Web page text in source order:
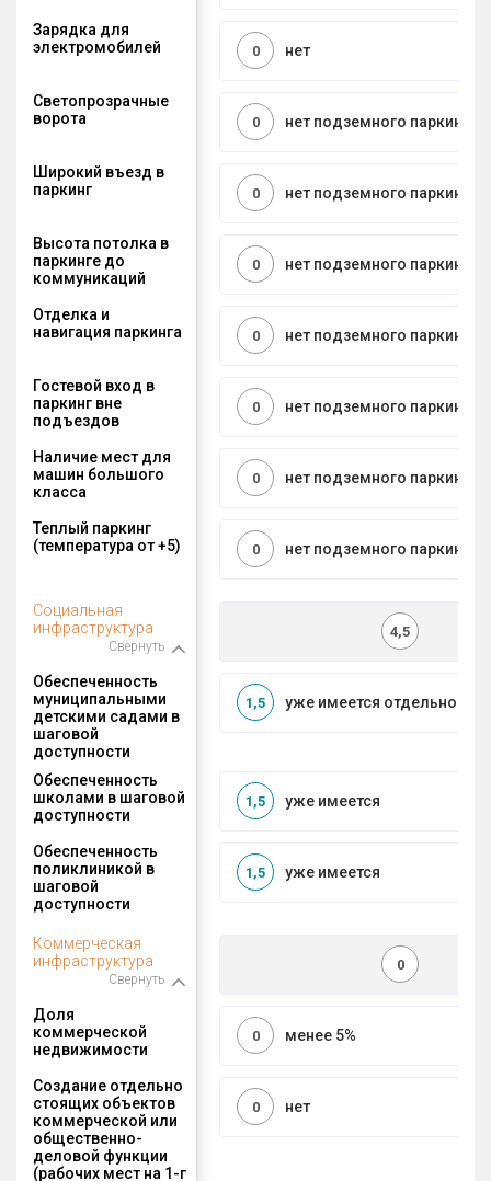
Зарядка для
электромобилей
нет
0
Светопрозрачные
ворота
нет подземного паркинга
0
Широкий въезд в
паркинг
нет подземного паркинга
0
Высота потолка в
паркинге до
коммуникаций
нет подземного паркинга
0
Отделка и
навигация паркинга
нет подземного паркинга
0
Гостевой вход в
паркинг вне
подъездов
нет подземного паркинга
0
Наличие мест для
машин большого
класса
нет подземного паркинга
0
Теплый паркинг
(температура от +5)
нет подземного паркинга
0
Социальная
инфраструктура
Свернуть
4,5
Обеспеченность
муниципальными
детскими садами в
шаговой
доступности
уже имеется
1,5
Обеспеченность
школами в шаговой
доступности
уже имеется
1,5
Обеспеченность
поликлиникой в
шаговой
доступности
уже имеется
1,5
Коммерческая
инфраструктура
Свернуть
0
Доля
коммерческой
недвижимости
менее 5%
0
Создание отдельно
стоящих объектов
коммерческой или
общественно-
деловой функции
(рабочих мест на 1-г
нет
0